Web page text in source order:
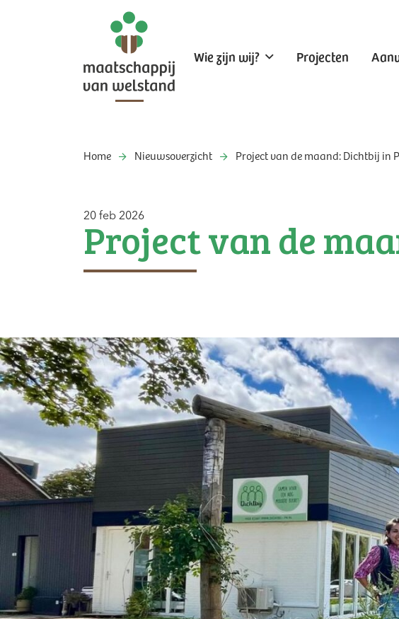
Wie zijn wij? Projecten
Home Nieuwsoverzicht Project van de maand: Dichtbij in
20 feb 2026
Project van de